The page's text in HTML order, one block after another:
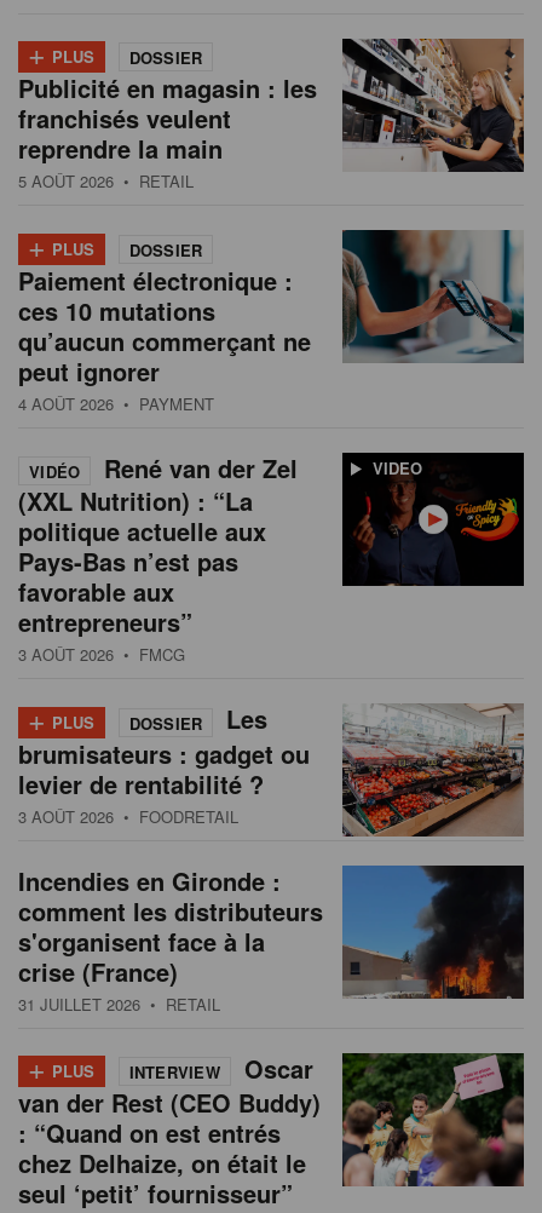
+ PLUS DOSSIER
Publicité en magasin : les
franchisés veulent
reprendre la main
5 AOÛT 2026 • RETAIL
+ PLUS DOSSIER
Paiement électronique :
ces 10 mutations
qu’aucun commerçant ne
peut ignorer
4 AOÛT 2026 • PAYMENT
VIDEO
VIDÉO
René van der Zel
(XXL Nutrition) : “La
politique actuelle aux
Pays-Bas n’est pas
favorable aux
entrepreneurs”
3 AOÛT 2026 • FMCG
+ PLUS DOSSIER
Les
brumisateurs : gadget ou
levier de rentabilité ?
3 AOÛT 2026 • FOODRETAIL
Incendies en Gironde :
comment les distributeurs
s'organisent face à la
crise (France)
31 JUILLET 2026 • RETAIL
+ PLUS INTERVIEW
Oscar
van der Rest (CEO Buddy)
: “Quand on est entrés
chez Delhaize, on était le
seul ‘petit’ fournisseur”